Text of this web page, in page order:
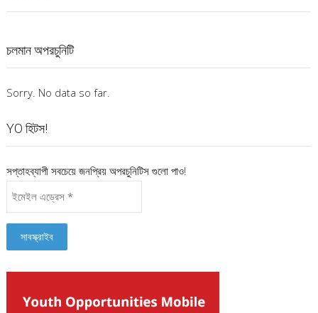
চলমান অপরচুনিটি
Sorry. No data so far.
YO হিটস!
সপ্তাহব্যাপী সবচেয়ে জনপ্রিয় অপরচুনিটিস গুলো পাও!